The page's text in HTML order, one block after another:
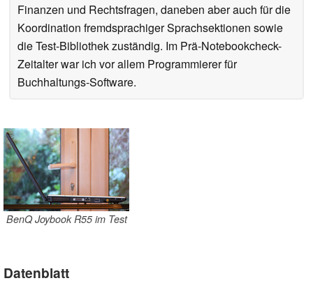
Finanzen und Rechtsfragen, daneben aber auch für die
Koordination fremdsprachiger Sprachsektionen sowie
die Test-Bibliothek zuständig. Im Prä-Notebookcheck-
Zeitalter war ich vor allem Programmierer für
Buchhaltungs-Software.
BenQ Joybook R55 im Test
Datenblatt